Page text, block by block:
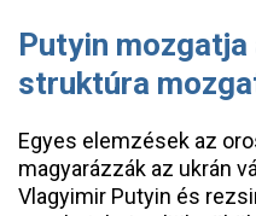
Putyin mozgatja
struktúra
Egyes elemzések az
magyarázzák az ukrán
Vlagyimir Putyin és